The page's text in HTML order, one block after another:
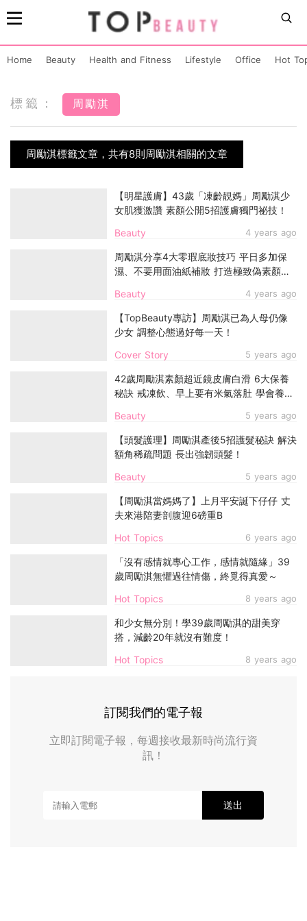
Home Beauty Health and Fitness Lifestyle Office Hot
標籤： 周勵淇
周勵淇標籤文章，共有8則周勵淇相關的文章
Beauty 4 years ago
【明星護膚】43歲「凍齡靚媽」周勵淇少
女肌獲激讚 素顏公開5招護膚獨門祕技！
Beauty 4 years ago
周勵淇分享4大零瑕底妝技巧 平日多加保
濕、不要用面油紙補妝 打造極致偽素顏妝
Cover Story 5 years ago
【TopBeauty專訪】周勵淇已為人母仍像
少女 調整心態過好每一天！
Beauty 5 years ago
42歲周勵淇素顏超近鏡皮膚白滑 6大保養
秘訣 戒凍飲、早上要有米氣落肚 學會養生
Beauty 5 years ago
【頭髮護理】周勵淇產後5招護髮秘訣 解決
額角稀疏問題 長出強韌頭髮！
Hot Topics 6 years ago
【周勵淇當媽媽了】上月平安誕下仔仔 丈
夫來港陪妻剖腹迎6磅重B
Hot Topics 8 years ago
「沒有感情就專心工作，感情就隨緣」39
歲周勵淇無懼過往情傷，終覓得真愛～
Hot Topics 8 years ago
和少女無分別！學39歲周勵淇的甜美穿
搭，減齡20年就沒有難度！
訂閱我們的電子報
立即訂閱電子報，每週接收最新時尚流行資
訊！
送出